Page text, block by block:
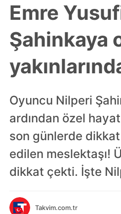
Emre
Şahinkaya
Oyuncu Nilperi
ardından özel
son günlerde
edilen meslektaşı!
dikkat çekti. İşte
Takvim.com.tr